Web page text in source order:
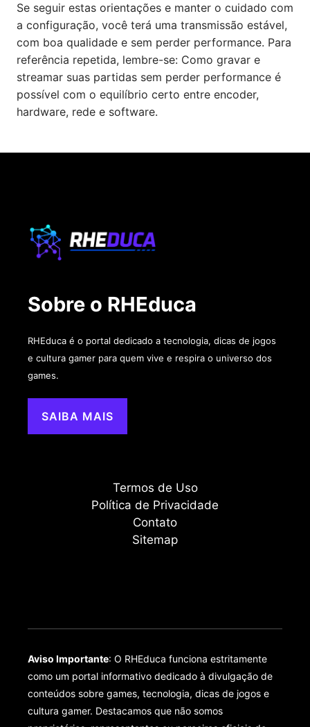
Se seguir estas orientações e manter o cuidado com
a configuração, você terá uma transmissão estável,
com boa qualidade e sem perder performance. Para
referência repetida, lembre-se: Como gravar e
streamar suas partidas sem perder performance é
possível com o equilíbrio certo entre encoder,
hardware, rede e software.
Sobre o RHEduca
RHEduca é o portal dedicado a tecnologia, dicas de jogos
e cultura gamer para quem vive e respira o universo dos
games.
SAIBA MAIS
Termos de Uso
Política de Privacidade
Contato
Sitemap
Aviso Importante: O RHEduca funciona estritamente
como um portal informativo dedicado à divulgação de
conteúdos sobre games, tecnologia, dicas de jogos e
cultura gamer. Destacamos que não somos